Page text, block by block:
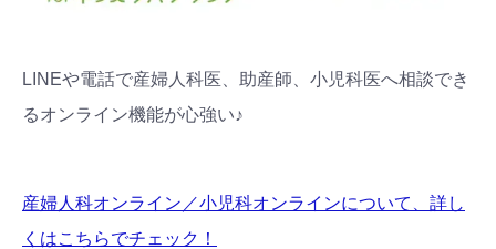
LINEや電話で産婦人科医、助産師、小児科医へ相談でき
るオンライン機能が心強い♪
産婦人科オンライン／小児科オンラインについて、詳し
くはこちらでチェック！